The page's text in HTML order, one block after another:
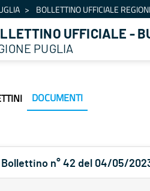
BOLLETTINO UFFICIALE
UFFICIALE -
PUGLIA
DOCUMENTI
Bollettino n° 42 del 04/05/